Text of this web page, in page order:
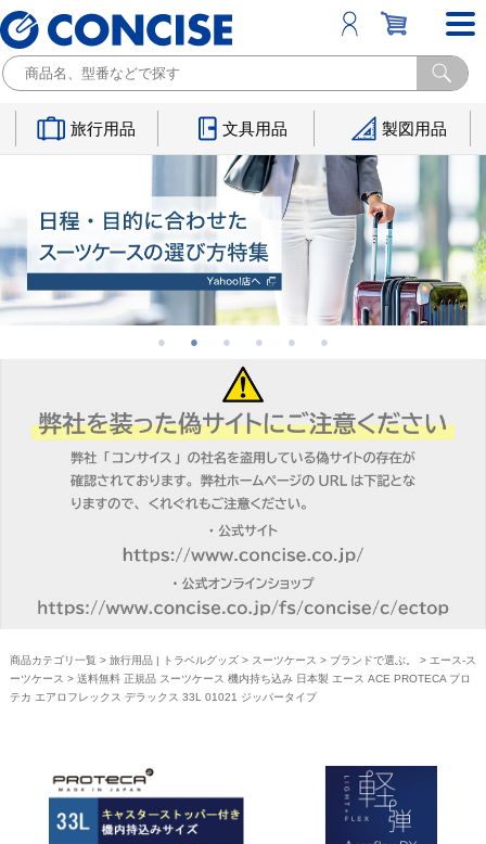
旅行用品 文具用品 製図用品
商品カテゴリ一覧 > 旅行用品 | トラベルグッズ> スーツケース > ブランドで選ぶ。 > エース-ス
ーツケース > 送料無料 正規品 スーツケース 機内持ち込み 日本製 エース ACE PROTECA プロ
テカ エアロフレックス デラックス 33L 01021 ジッパータイプ